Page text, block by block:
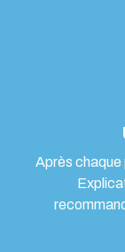
Après chaque